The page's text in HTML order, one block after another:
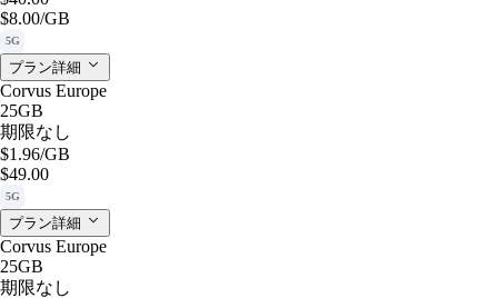
$8.00/GB
5G
プラン詳細
Corvus Europe
25GB
期限なし
$1.96/GB
$49.00
5G
プラン詳細
Corvus Europe
25GB
期限なし